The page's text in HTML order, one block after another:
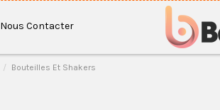
Nous Contacter
Bouteilles Et Shakers